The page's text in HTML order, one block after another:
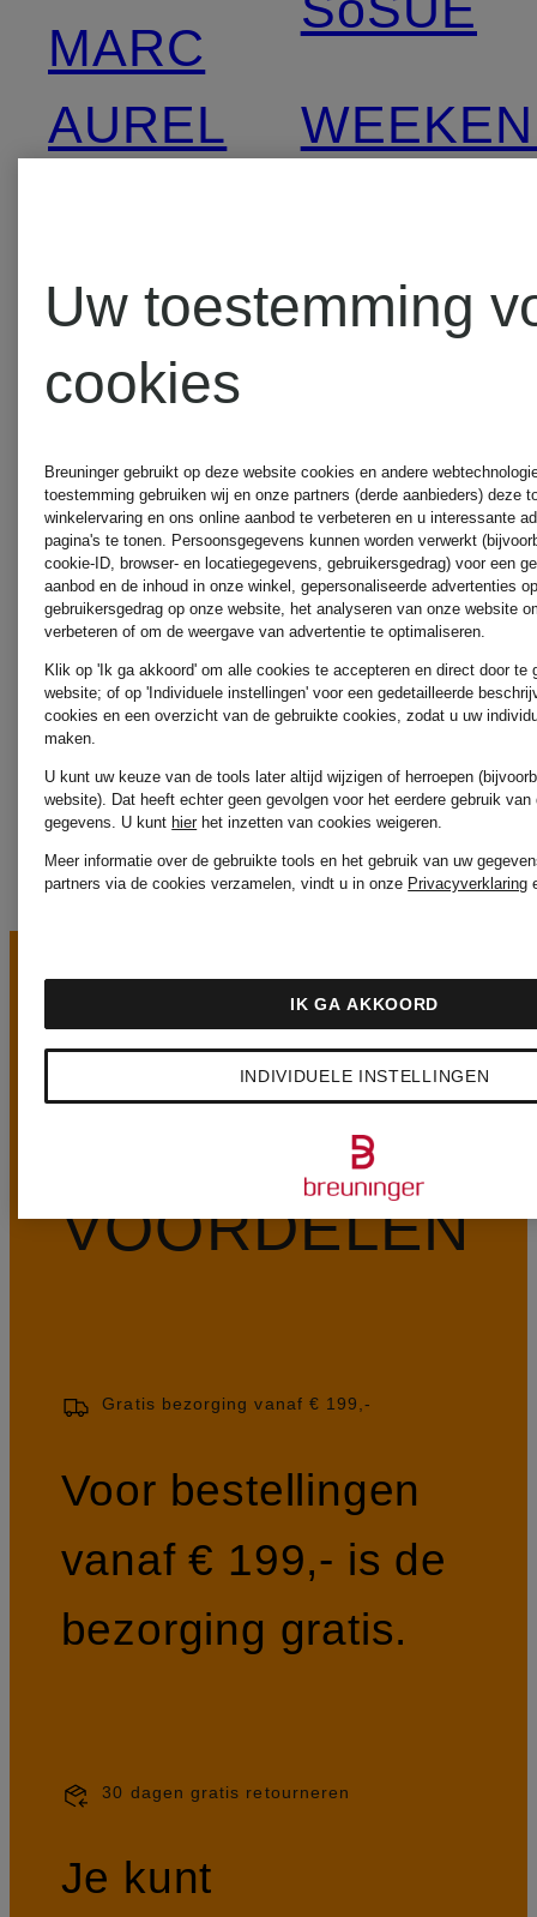
MARC
AUREL
CAIN
ITALY
MORE
&
MORE
ZINDA
VOORDELEN
Gratis bezorging vanaf € 199,-
Voor bestellingen
vanaf € 199,- is de
bezorging gratis.
30 dagen gratis retourneren
Je kunt
Uw toestemming
cookies
Breuninger gebruikt op deze website cookies en andere
toestemming gebruiken wij en onze partners (derde aanbieders) deze
winkelervaring en ons online aanbod te verbeteren en u interessante
pagina's te tonen. Persoonsgegevens kunnen worden verwerkt
cookie-ID, browser- en locatiegegevens, gebruikersgedrag) voor een
aanbod en de inhoud in onze winkel, gepersonaliseerde advertenties
gebruikersgedrag op onze website, het analyseren van onze website
verbeteren of om de weergave van advertentie te optimaliseren.
Klik op 'Ik ga akkoord' om alle cookies te accepteren en direct door te
website; of op 'Individuele instellingen' voor een gedetailleerde
cookies en een overzicht van de gebruikte cookies, zodat u uw
maken.
U kunt uw keuze van de tools later altijd wijzigen of herroepen
website). Dat heeft echter geen gevolgen voor het eerdere gebruik van
gegevens. U kunt hierhet inzetten van cookies weigeren.
Meer informatie over de gebruikte tools en het gebruik van uw
partners via de cookies verzamelen, vindt u in onze Privacyverklaring
INDIVIDUELE INSTELLINGEN
IK GA AKKOORD